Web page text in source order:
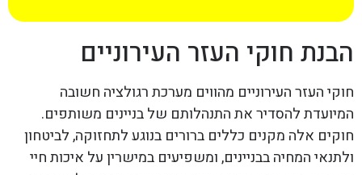
הבנת חוקי העזר העירוניים
חוקי העזר העירוניים מהווים מערכת רגולציה חשובה
המיועדת להסדיר את התנהלותם של בניינים משותפים.
חוקים אלה מקנים כללים ברורים בנוגע לתחזוקה, לביטחון
ולתנאי המחיה בבניינים, ומשפיעים במישרין על איכות חיי